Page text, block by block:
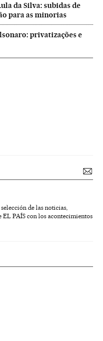
da Silva: subidas de
para as minorias
privatizações e
de las noticias,
PAÍS con los acontecimientos